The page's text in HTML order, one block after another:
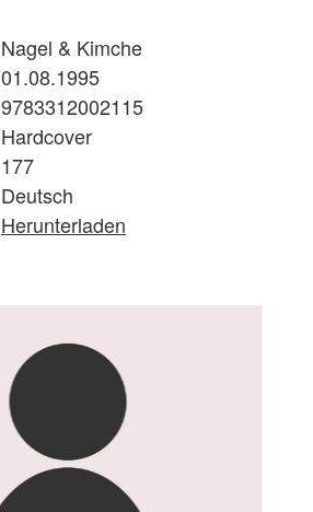
Nagel & Kimche
01.08.1995
9783312002115
Hardcover
177
Deutsch
Herunterladen